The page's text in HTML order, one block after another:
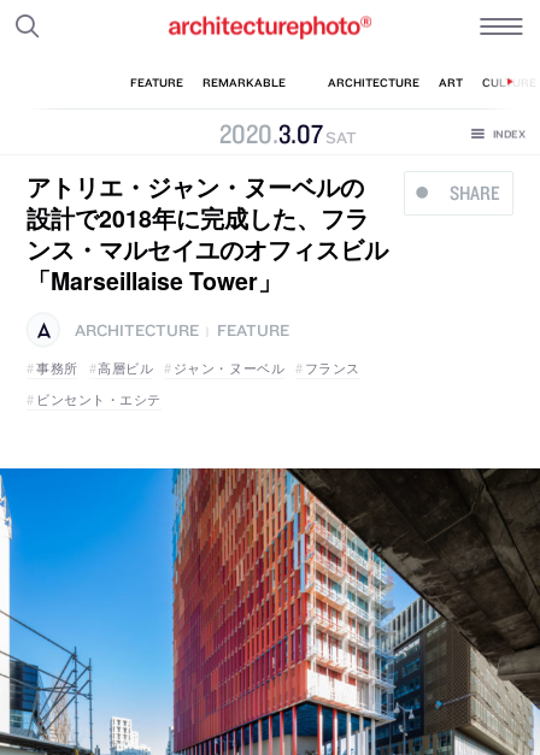
2020.3.07 SAT
SHARE
アトリエ・ジャン・ヌーベルの
設計で2018年に完成した、フラ
ンス・マルセイユのオフィスビル
「Marseillaise Tower」
ARCHITECTURE
FEATURE
事務所
高層ビル ジャン・ヌーベル
フランス
ビンセント・エシテ